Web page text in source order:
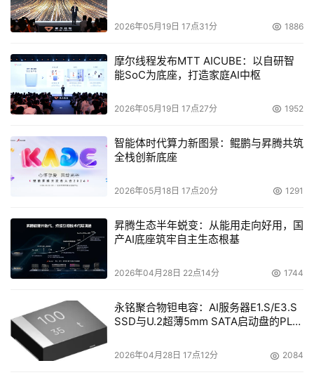
2026年05月19日 17点31分 1886
摩尔线程发布MTT AICUBE：以自研智
能SoC为底座，打造家庭AI中枢
2026年05月19日 17点27分 1952
智能体时代算力新图景：鲲鹏与昇腾共筑
全栈创新底座
2026年05月18日 17点20分 1291
昇腾生态半年蜕变：从能用走向好用，国
产AI底座筑牢自主生态根基
2026年04月28日 22点14分 1744
永铭聚合物钽电容：AI服务器E1.S/E3.S
SSD与U.2超薄5mm SATA启动盘的PLP
2026年04月28日 17点12分 2084